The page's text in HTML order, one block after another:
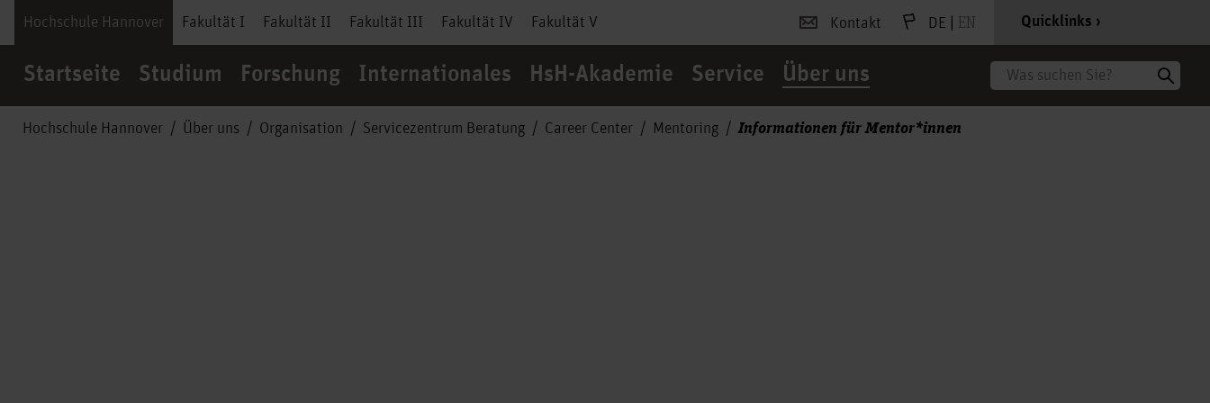
Hochschule Hannover Fakultät I Fakultät II Fakultät III Fakultät IV Fakultät V Kontakt DE | EN Quicklinks
Startseite Studium Forschung Internationales HsH-Akademie Service Über uns Suche
Hochschule Hannover Über uns Organisation Servicezentrum Beratung Career Center Mentoring Informationen für Mentor*innen